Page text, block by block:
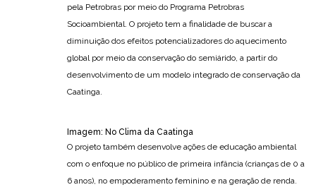
pela Petrobras por meio do Programa Petrobras
Socioambiental. O projeto tem a finalidade de buscar a
diminuição dos efeitos potencializadores do aquecimento
global por meio da conservação do semiárido, a partir do
desenvolvimento de um modelo integrado de conservação da
Caatinga.
Imagem: No Clima da Caatinga
O projeto também desenvolve ações de educação ambiental
com o enfoque no público de primeira infância (crianças de 0 a
6 anos), no empoderamento feminino e na geração de renda.